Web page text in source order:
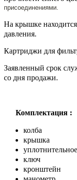
присоединениями.
На крышке
давления.
Картриджи для
Заявленный срок
со дня продажи.
Комплектация :
колба
крышка
ключ
кронштейн